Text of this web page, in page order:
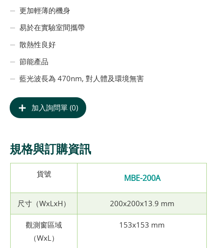
更加輕薄的機身
易於在實驗室間攜帶
散熱性良好
節能產品
藍光波長為 470nm, 對人體及環境無害
加入詢問單 (0)
規格與訂購資訊
貨號 MBE-200A
尺寸（WxLxH） 200x200x13.9 mm
觀測窗區域
（WxL）
153x153 mm